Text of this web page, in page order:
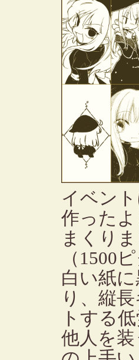
イベン
作った
まくり
（1500
白い紙
り、縦
トする
他人を